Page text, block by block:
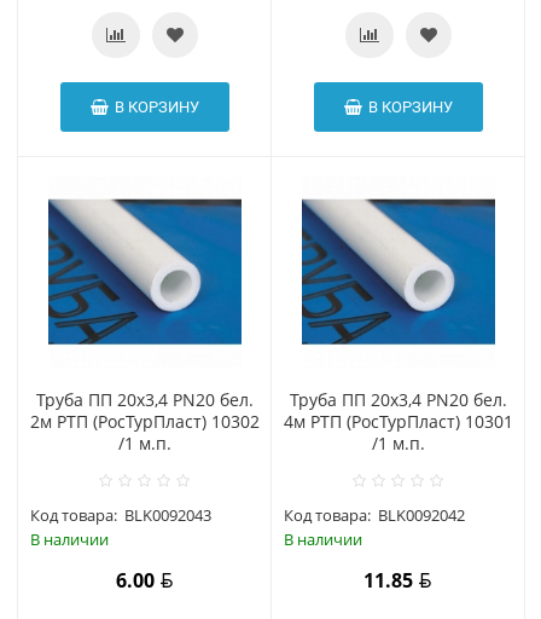
В КОРЗИНУ В КОРЗИНУ
Труба ПП 20х3,4 PN20 бел.
2м РТП (РосТурПласт) 10302
/1 м.п.
Код товара: BLK0092043
В наличии
6.00
Труба ПП 20х3,4 PN20 бел.
4м РТП (РосТурПласт) 10301
/1 м.п.
Код товара: BLK0092042
В наличии
11.85